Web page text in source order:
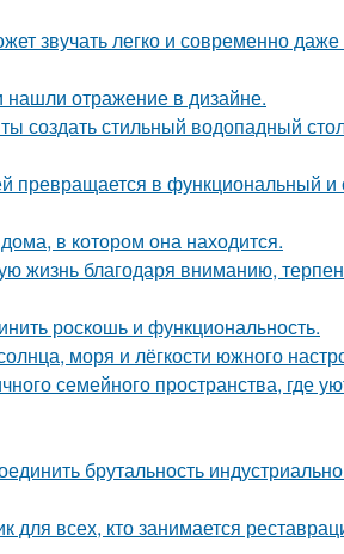
звучать легко и современно
нашли отражение в дизайне.
создать стильный водопадный
превращается в функциональный
в котором она находится.
жизнь благодаря вниманию,
роскошь и функциональность.
моря и лёгкости южного
семейного пространства, где
брутальность
всех, кто занимается